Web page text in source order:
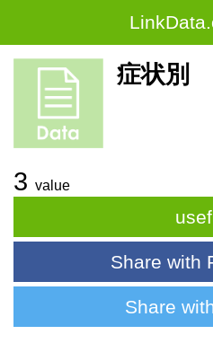
症状別
3 value
Share with
Share